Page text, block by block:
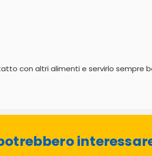
con altri alimenti e servirlo